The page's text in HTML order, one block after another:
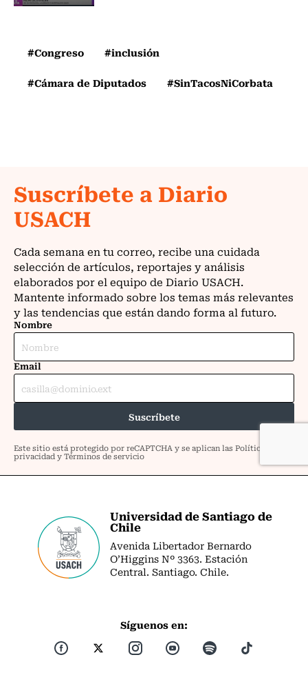
#Congreso
#inclusión
#Cámara de Diputados
#SinTacosNiCorbata
Universidad de Santiago de
Chile
Avenida Libertador Bernardo
O’Higgins Nº 3363. Estación
Central. Santiago. Chile.
Síguenos en: